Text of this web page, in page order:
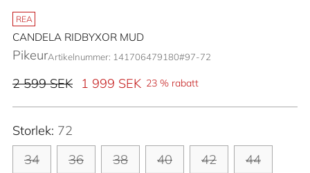
REA
CANDELA RIDBYXOR MUD
PikeurArtikelnummer: 141706479180#97-72
Ordinarie
2 599 SEK 1 999 SEK 23 % rabatt
Storlek: 72
34
36 38 40 42 44